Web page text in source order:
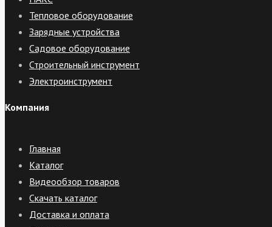
Тепловое оборудование
Зарядные устройства
Садовое оборудование
Строительный инструмент
Электроинструмент
Компания
Главная
Каталог
Видеообзор товаров
Скачать каталог
Доставка и оплата